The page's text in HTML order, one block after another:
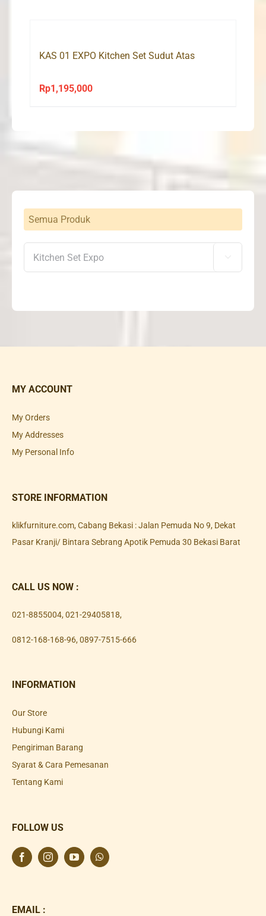
KAS 01 EXPO Kitchen Set Sudut Atas
Rp1,195,000
Semua Produk

MY ACCOUNT
My Orders
My Addresses
My Personal Info
STORE INFORMATION
klikfurniture.com, Cabang Bekasi : Jalan Pemuda No 9, Dekat
Pasar Kranji/ Bintara Sebrang Apotik Pemuda 30 Bekasi Barat
CALL US NOW :
021-8855004, 021-29405818,
0812-168-168-96, 0897-7515-666
INFORMATION
Our Store
Hubungi Kami
Pengiriman Barang
Syarat & Cara Pemesanan
Tentang Kami
FOLLOW US
EMAIL :